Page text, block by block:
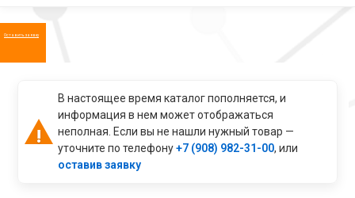
Оставить заявку
В настоящее время каталог пополняется, и
информация в нем может отображаться
неполная. Если вы не нашли нужный товар —
уточните по телефону+7 (908) 982-31-00, или
оставив заявку